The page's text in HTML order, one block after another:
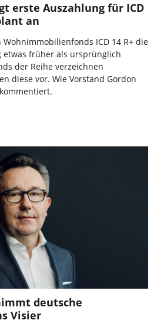
erste Auszahlung für ICD
an
ICD 14 R+ die
etwas früher als ursprünglich
der Reihe verzeichnen
diese vor. Wie Vorstand Gordon
deutsche
Visier